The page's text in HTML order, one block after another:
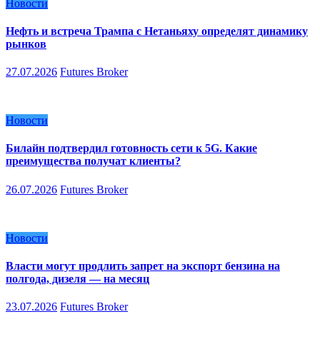
Новости
Нефть и встреча Трампа с Нетаньяху определят динамику
рынков
27.07.2026 Futures Broker
Новости
Билайн подтвердил готовность сети к 5G. Какие
преимущества получат клиенты?
26.07.2026 Futures Broker
Новости
Власти могут продлить запрет на экспорт бензина на
полгода, дизеля — на месяц
23.07.2026 Futures Broker